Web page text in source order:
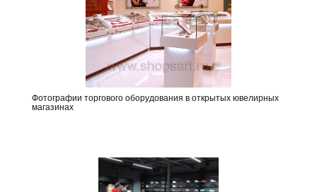
Фотографии торгового оборудования в открытых ювелирных
магазинах